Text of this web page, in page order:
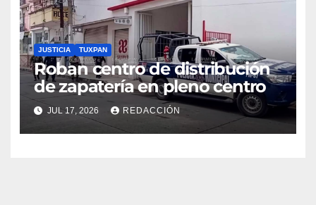
JUSTICIA TUXPAN
Roban centro de distribución
de zapatería en pleno centro
JUL 17, 2026 REDACCIÓN